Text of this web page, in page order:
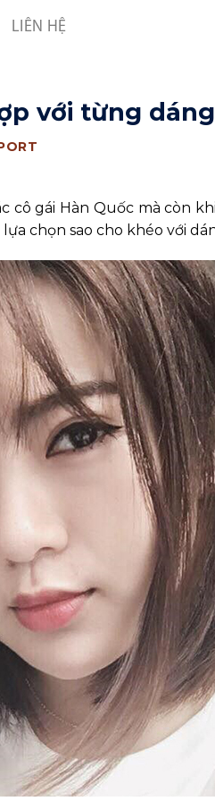
LIÊN HỆ
với từng
cô gái Hàn Quốc mà còn
chọn sao cho khéo với